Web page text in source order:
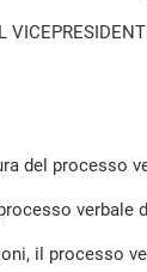
del processo
verbale
il processo